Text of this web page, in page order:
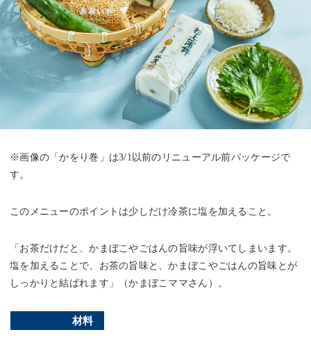
※画像の「かをり巻」は3/1以前のリニューアル前パッケージで
す。
このメニューのポイントは少しだけ冷茶に塩を加えること。
「お茶だけだと、かまぼこやごはんの旨味が浮いてしまいます。
塩を加えることで、お茶の旨味と、かまぼこやごはんの旨味とが
しっかりと結ばれます」（かまぼこママさん）。
材料